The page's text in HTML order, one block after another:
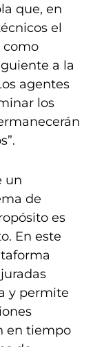
que, en
el
como
a la
agentes
los
un
de
es
En este
y permite
en tiempo